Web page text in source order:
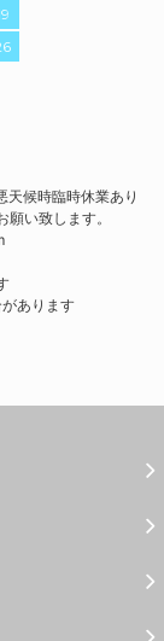
候時臨時休業あり
い致します。
あります